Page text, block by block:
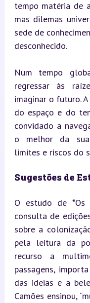
tempo matéria de
mas dilemas
sede de
desconhecido.
Num tempo
regressar às
imaginar o futuro.
do espaço e do
convidado a
o melhor da sua
limites e riscos do
Sugestões de
O estudo de *Os
consulta de
sobre a
pela leitura da
recurso a
passagens,
das ideias e a
Camões ensinou,